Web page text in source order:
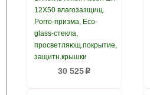
12X50 влагозазщищ.
Porro-призма, Eco-
glass-стекла,
просветляющ.покрытие,
защитн.крышки
30 525p